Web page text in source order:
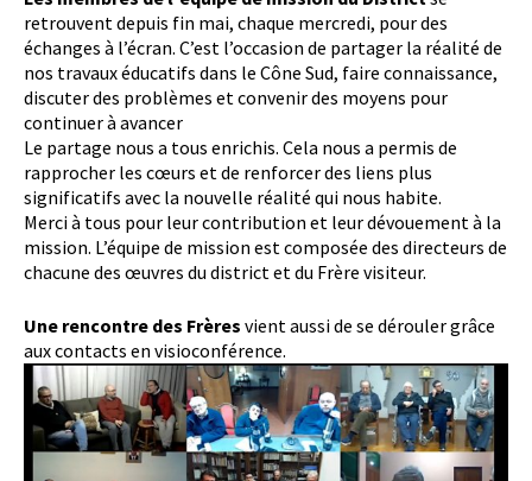
retrouvent depuis fin mai, chaque mercredi, pour des
échanges à l’écran. C’est l’occasion de partager la réalité de
nos travaux éducatifs dans le Cône Sud, faire connaissance,
discuter des problèmes et convenir des moyens pour
continuer à avancer
Le partage nous a tous enrichis. Cela nous a permis de
rapprocher les cœurs et de renforcer des liens plus
significatifs avec la nouvelle réalité qui nous habite.
Merci à tous pour leur contribution et leur dévouement à la
mission. L’équipe de mission est composée des directeurs de
chacune des œuvres du district et du Frère visiteur.
Une rencontre des Frères vient aussi de se dérouler grâce
aux contacts en visioconférence.